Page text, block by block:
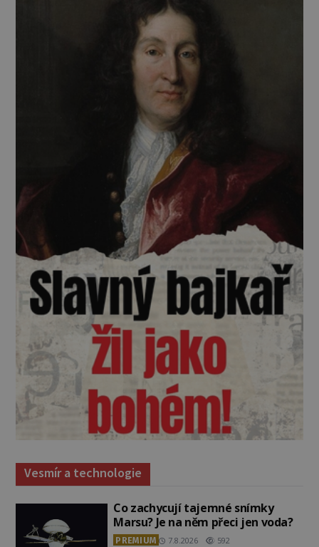
Vesmír a technologie
Co zachycují tajemné snímky
Marsu? Je na něm přeci jen voda?
PREMIUM 7.8.2026 592